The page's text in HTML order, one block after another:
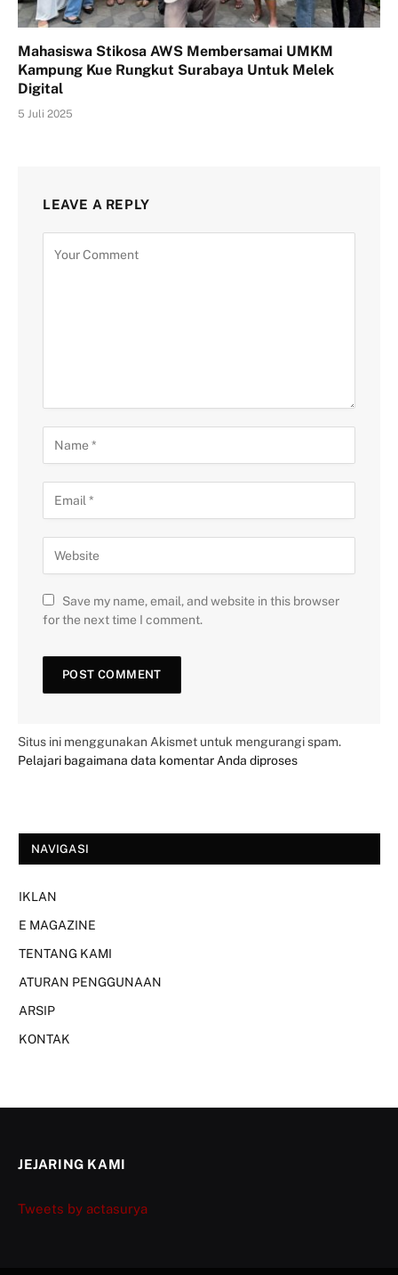
Mahasiswa Stikosa AWS Membersamai UMKM
Kampung Kue Rungkut Surabaya Untuk Melek
Digital
5 Juli 2025
LEAVE A REPLY
Save my name, email, and website in this browser
for the next time I comment.
Situs ini menggunakan Akismet untuk mengurangi spam.
Pelajari bagaimana data komentar Anda diproses
NAVIGASI
IKLAN
E MAGAZINE
TENTANG KAMI
ATURAN PENGGUNAAN
ARSIP
KONTAK
JEJARING KAMI
Tweets by actasurya